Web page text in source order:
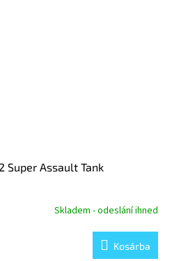
Super Assault Tank
Skladem - odeslání ihned
Kosárba